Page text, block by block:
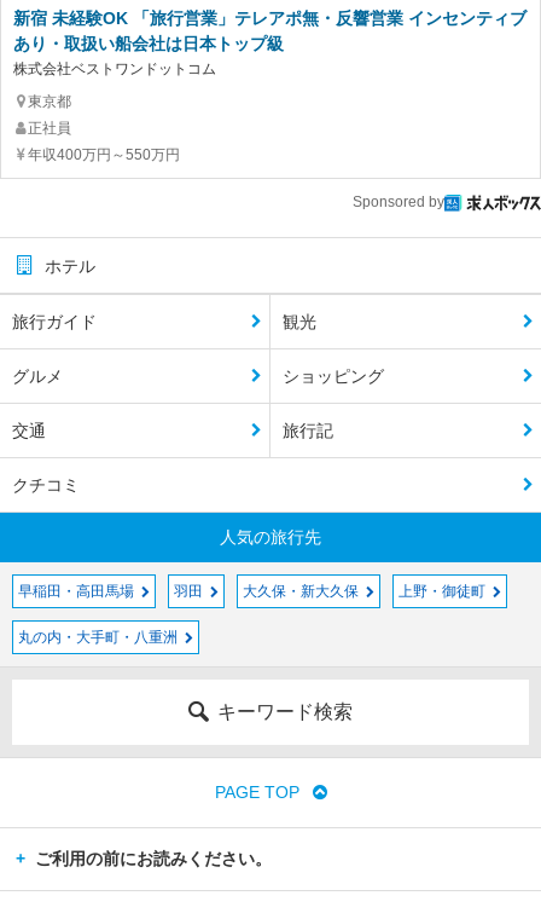
新宿 未経験OK 「旅行営業」テレアポ無・反響営業 インセンティブ
あり・取扱い船会社は日本トップ級
株式会社ベストワンドットコム
東京都
正社員
年収400万円～550万円
Sponsored by
ホテル
旅行ガイド 観光
グルメ ショッピング
交通 旅行記
クチコミ
人気の旅行先
早稲田・高田馬場 羽田 大久保・新大久保 上野・御徒町
丸の内・大手町・八重洲
キーワード検索
PAGE TOP
ご利用の前にお読みください。